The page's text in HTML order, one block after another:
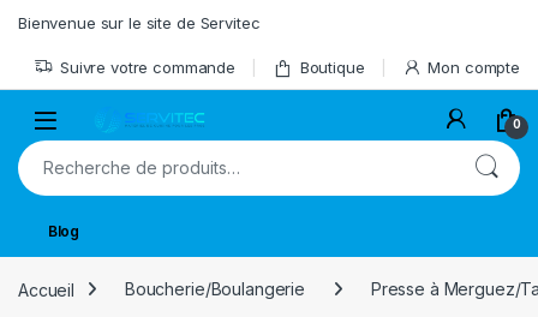
Bienvenue sur le site de Servitec
Suivre votre commande Boutique Mon compte
Open 0
Recherche pour :
Blog
Accueil Boucherie/Boulangerie Presse à Merguez/